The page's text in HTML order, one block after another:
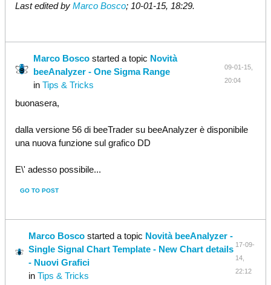
Last edited by Marco Bosco; 10-01-15, 18:29.
Marco Boscostarted a topic Novità
beeAnalyzer - One Sigma Range
in Tips & Tricks
09-01-15,
20:04
buonasera,
dalla versione 56 di beeTrader su beeAnalyzer è disponibile
una nuova funzione sul grafico DD
E\' adesso possibile...
GO TO POST
Marco Boscostarted a topic Novità beeAnalyzer -
Single Signal Chart Template - New Chart details
- Nuovi Grafici
in Tips & Tricks
17-09-
14,
22:12